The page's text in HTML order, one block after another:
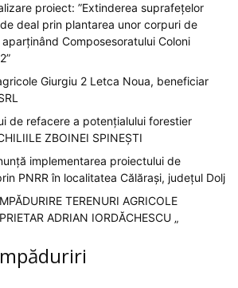
proiect: ”Extinderea suprafețelor
deal prin plantarea unor corpuri de
Composesoratului Coloni
Giurgiu 2 Letca Noua, beneficiar
de refacere a potențialului forestier
ZBOINEI SPINEȘTI
implementarea proiectului de
PNRR în localitatea Călărași, județul Dolj
TERENURI AGRICOLE
ADRIAN IORDĂCHESCU „